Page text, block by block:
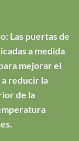
Las puertas de
a medida
mejorar el
reducir la
de la